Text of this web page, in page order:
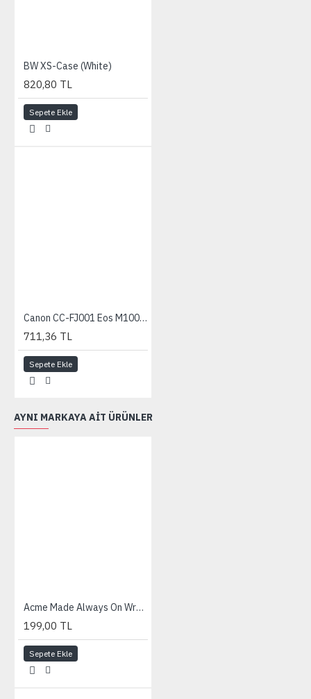
BW XS-Case (White)
820,80 TL
Sepete Ekle
Canon CC-FJ001 Eos M100 Koruyucu Deri Kılıf
711,36 TL
Sepete Ekle
AYNI MARKAYA AIT ÜRÜNLER
Acme Made Always On Wrap-Up Compact Camera Case (Navy)
199,00 TL
Sepete Ekle